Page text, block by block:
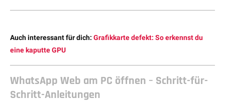
Auch interessant für dich: Grafikkarte defekt: So erkennst du
eine kaputte GPU
WhatsApp Web am PC öffnen – Schritt-für-
Schritt-Anleitungen